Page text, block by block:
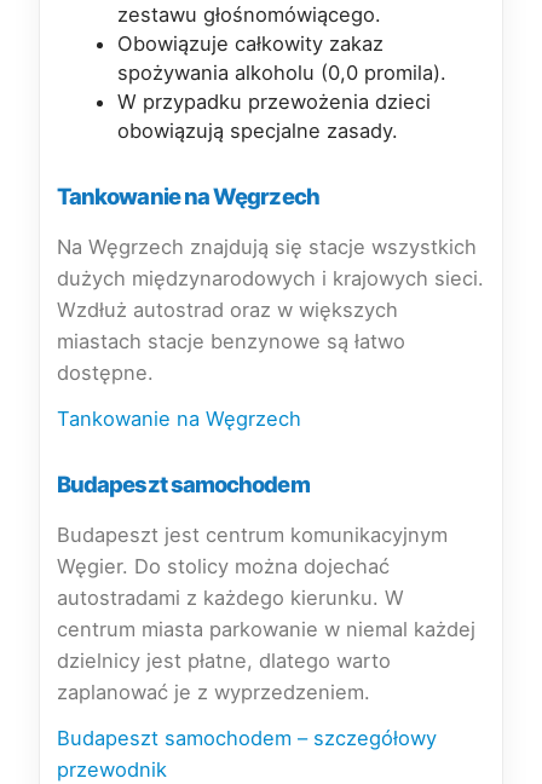
zestawu głośnomówiącego.
Obowiązuje całkowity zakaz
spożywania alkoholu (0,0 promila).
W przypadku przewożenia dzieci
obowiązują specjalne zasady.
Tankowanie na Węgrzech
Na Węgrzech znajdują się stacje wszystkich
dużych międzynarodowych i krajowych sieci.
Wzdłuż autostrad oraz w większych
miastach stacje benzynowe są łatwo
dostępne.
Tankowanie na Węgrzech
Budapeszt samochodem
Budapeszt jest centrum komunikacyjnym
Węgier. Do stolicy można dojechać
autostradami z każdego kierunku. W
centrum miasta parkowanie w niemal każdej
dzielnicy jest płatne, dlatego warto
zaplanować je z wyprzedzeniem.
Budapeszt samochodem – szczegółowy
przewodnik